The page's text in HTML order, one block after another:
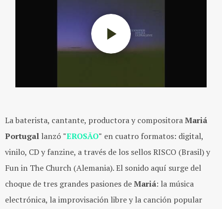
La baterista, cantante, productora y compositoraMariá
Portugal lanzó "EROSÃO" en cuatro formatos: digital,
vinilo, CD y fanzine, a través de los sellos RISCO (Brasil) y
Fun in The Church (Alemania). El sonido aquí surge del
choque de tres grandes pasiones deMariá: la música
electrónica, la improvisación libre y la canción popular